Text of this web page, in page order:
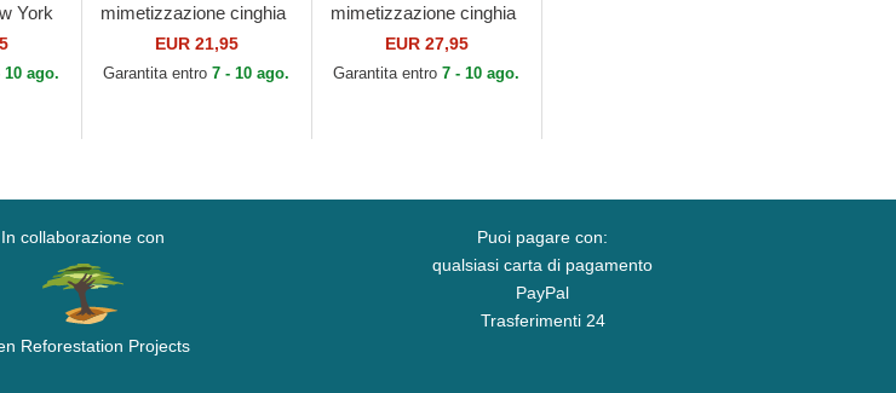
York
10 ago.
mimetizzazione cinghia
regolabile per bambino
9FORTY League
EUR 21,95
Garantita entro7 - 10 ago.
mimetizzazione cinghia
regolabile 9FORTY
League Essential dei
EUR 27,95
Garantita entro7 - 10 ago.
In collaborazione con
Reforestation Projects
Puoi pagare con:
qualsiasi carta di pagamento
PayPal
Trasferimenti 24